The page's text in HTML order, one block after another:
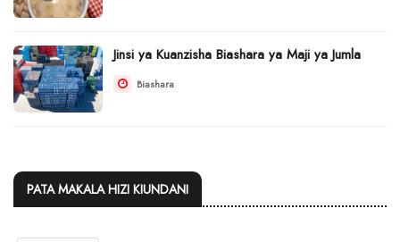
Jinsi ya Kuanzisha Biashara ya Maji ya Jumla
Biashara
PATA MAKALA HIZI KIUNDANI